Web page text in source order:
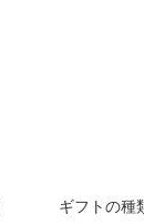
ギフトの種